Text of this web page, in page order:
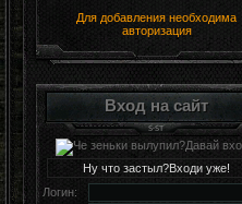
Для добавления необходима
авторизация
Вход на сайт
Ну что застыл?Входи уже!
Логин: